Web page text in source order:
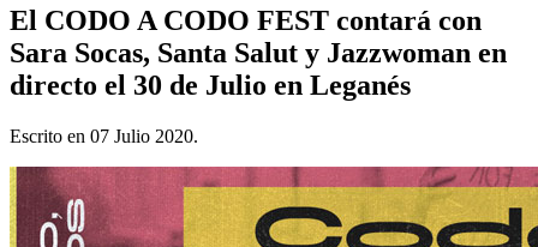
El CODO A CODO FEST contará con
Sara Socas, Santa Salut y Jazzwoman en
directo el 30 de Julio en Leganés
Escrito en 07 Julio 2020.